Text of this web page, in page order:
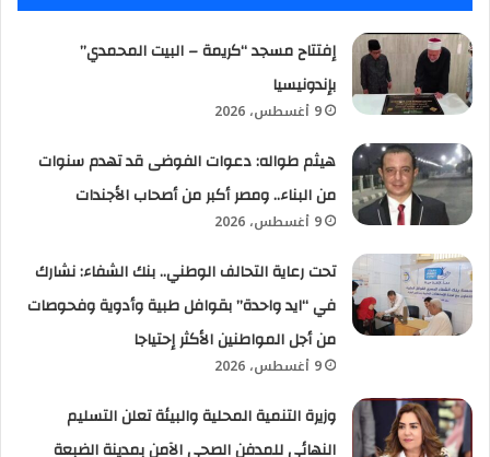
إفتتاح مسجد “كريمة – البيت المحمدي”
بإندونيسيا
9 أغسطس، 2026
هيثم طواله: دعوات الفوضى قد تهدم سنوات
من البناء.. ومصر أكبر من أصحاب الأجندات
9 أغسطس، 2026
تحت رعاية التحالف الوطني.. بنك الشفاء: نشارك
في “ايد واحدة” بقوافل طبية وأدوية وفحوصات
من أجل المواطنين الأكثر إحتياجا
9 أغسطس، 2026
وزيرة التنمية المحلية والبيئة تعلن التسليم
النهائي للمدفن الصحي الآمن بمدينة الضبعة